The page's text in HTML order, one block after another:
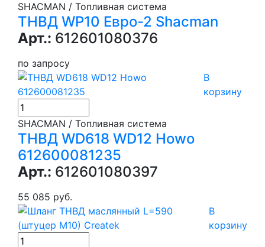
SHACMAN / Топливная система
ТНВД WP10 Евро-2 Shacman
Арт.: 612601080376
по запросу
В
корзину
SHACMAN / Топливная система
ТНВД WD618 WD12 Howo
612600081235
Арт.: 612601080397
55 085 руб.
В
корзину